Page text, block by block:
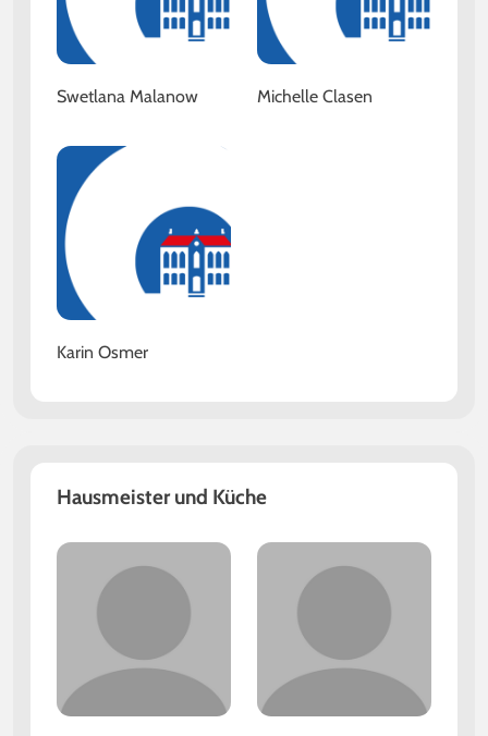
Swetlana Malanow Michelle Clasen
Karin Osmer
Hausmeister und Küche